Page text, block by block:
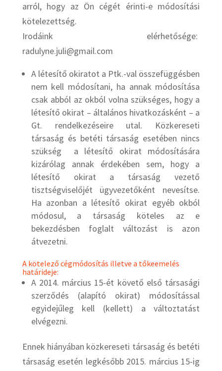
arról, hogy az Ön cégét érinti-e módosítási
kötelezettség.
Irodáink elérhetősége:
radulyne.juli@gmail.com
A létesítő okiratot a Ptk.-val összefüggésben
nem kell módosítani, ha annak módosítása
csak abból az okból volna szükséges, hogy a
létesítő okirat – általános hivatkozásként – a
Gt. rendelkezéseire utal. Közkereseti
társaság és betéti társaság esetében nincs
szükség a létesítő okirat módosítására
kizárólag annak érdekében sem, hogy a
létesítő okirat a társaság vezető
tisztségviselőjét ügyvezetőként nevesítse.
Ha azonban a létesítő okirat egyéb okból
módosul, a társaság köteles az e
bekezdésben foglalt változást is azon
átvezetni.
A kötelező cégmódosítás illetve a tőkeemelés
határideje:
A 2014. március 15-ét követő első társasági
szerződés (alapító okirat) módosítással
egyidejűleg kell (kellett) a változtatást
elvégezni.
Ennek hiányában közkereseti társaság és betéti
társaság esetén legkésőbb 2015. március 15-ig